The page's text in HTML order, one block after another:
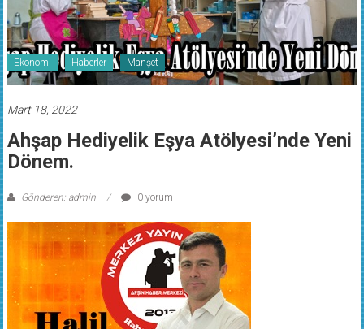
Ekonomi Haberler Manşet
Ahşap Hediyelik Eşya Atölyesi’nde Yeni
Dönem.